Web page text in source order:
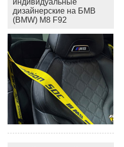
индивидуальные
дизайнерские на БМВ
(BMW) M8 F92